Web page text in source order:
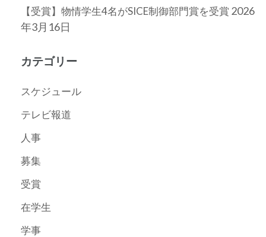
【受賞】物情学生4名がSICE制御部門賞を受賞 2026
年3月16日
カテゴリー
スケジュール
テレビ報道
人事
募集
受賞
在学生
学事